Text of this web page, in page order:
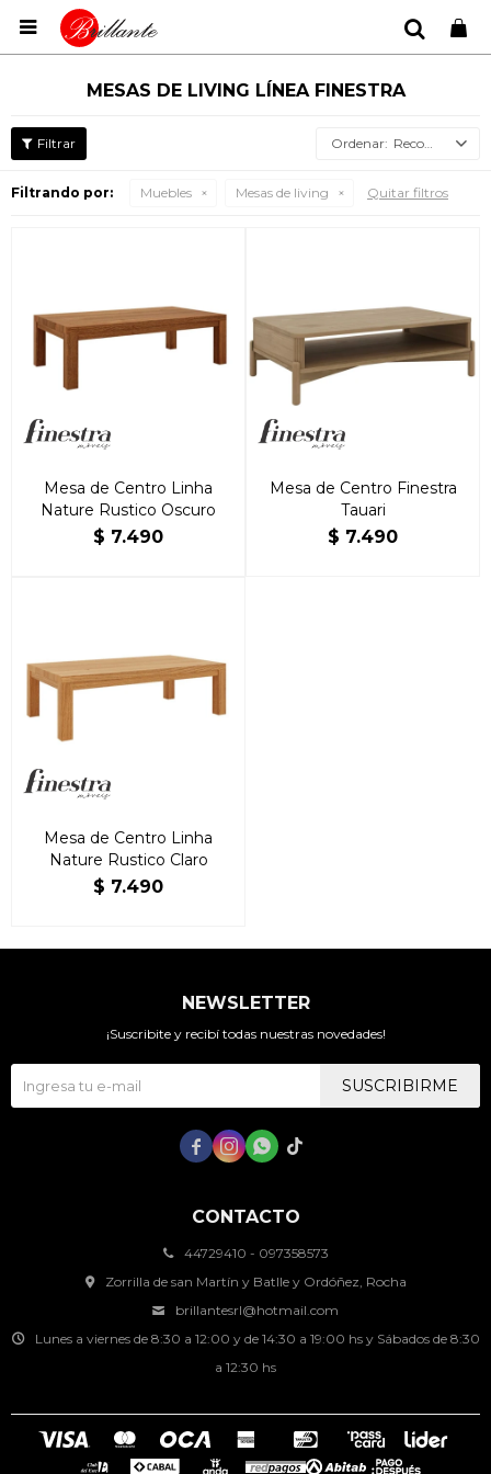

MESAS DE LIVING LÍNEA FINESTRA
Recomendados
Filtrando por: Muebles Mesas de living Quitar filtros
Mesa de Centro Linha
Nature Rustico Oscuro
$ 7.490
Mesa de Centro Finestra
Tauari
$ 7.490
Mesa de Centro Linha
Nature Rustico Claro
$ 7.490
CONTACTO
44729410 - 097358573
Zorrilla de san Martín y Batlle y Ordóñez, Rocha
brillantesrl@hotmail.com
Lunes a viernes de 8:30 a 12:00 y de 14:30 a 19:00 hs y Sábados de 8:30
a 12:30 hs
NEWSLETTER
¡Suscribite y recibí todas nuestras novedades!
SUSCRIBIRME
   